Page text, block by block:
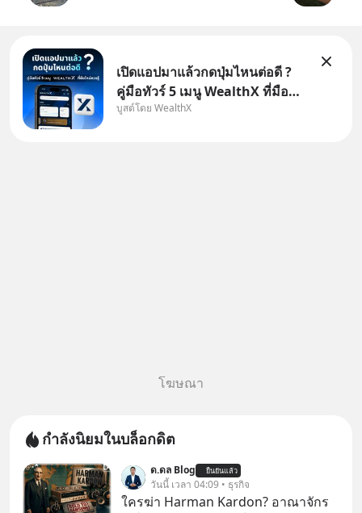
เปิดแอปมาแล้วกดปุ่มไหนต่อดี ?
คู่มือทัวร์ 5 เมนู WealthX ที่มือ
ใหม่ควรรู้ สำหรับใครที่เพิ่งโหลด
บูสต์โดย WealthX
โฆษณา
กำลังนิยมในบล็อกดิต
ด.ดล Blog ยืนยันแล้ว
วันนี้ เวลา 04:09 • ธุรกิจ
ใครฆ่า Harman Kardon? อาณาจักร